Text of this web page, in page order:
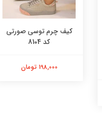
کیف چرم توسی صورتی
کد 8104
198,000 تومان